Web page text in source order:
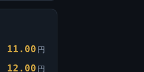
11.00 円
12.00 円